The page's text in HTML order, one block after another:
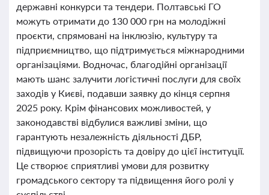
державні конкурси та тендери. Полтавські ГО
можуть отримати до 130 000 грн на молодіжні
проєкти, спрямовані на інклюзію, культуру та
підприємництво, що підтримується міжнародними
організаціями. Водночас, благодійні організації
мають шанс залучити логістичні послуги для своїх
заходів у Києві, подавши заявку до кінця серпня
2025 року. Крім фінансових можливостей, у
законодавстві відбулися важливі зміни, що
гарантують незалежність діяльності ДБР,
підвищуючи прозорість та довіру до цієї інституції.
Це створює сприятливі умови для розвитку
громадського сектору та підвищення його ролі у